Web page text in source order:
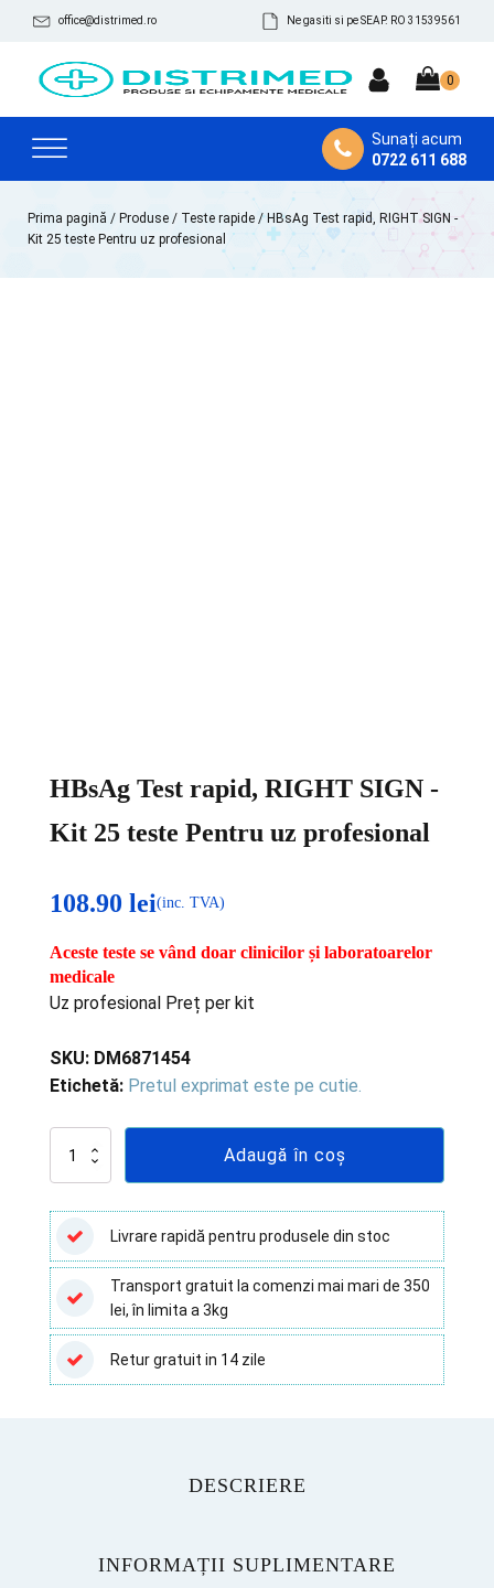
office@distrimed.ro Ne gasiti si pe SEAP. RO 31539561
Sunați acum
0722 611 688
Prima pagină / Produse / Teste rapide / HBsAg Test rapid, RIGHT SIGN -
Kit 25 teste Pentru uz profesional
HBsAg Test rapid, RIGHT SIGN -
Kit 25 teste Pentru uz profesional
108.90 lei(inc. TVA)
Aceste teste se vând doar clinicilor și laboratoarelor
medicale
Uz profesional Preț per kit
SKU: DM6871454
Etichetă: Pretul exprimat este pe cutie.
Cantitate
Test
rapid,
RIGHT
SIGN
-
Kit
25
teste
Pentru
uz
Adaugă în coș
Livrare rapidă pentru produsele din stoc
Transport gratuit la comenzi mai mari de 350
lei, în limita a 3kg
Retur gratuit in 14 zile
DESCRIERE
INFORMAȚII SUPLIMENTARE